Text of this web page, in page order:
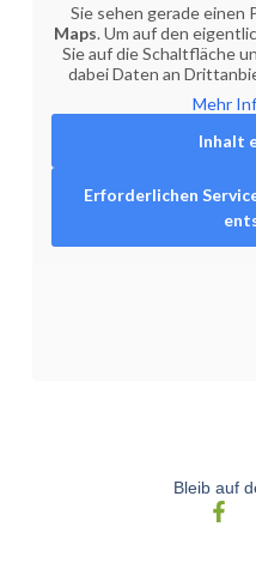
Bleib auf
Sie sehen gerade einen
Maps. Um auf den
Sie auf die Schaltfläche
dabei Daten an
Mehr
Inhalt
Erforderlichen